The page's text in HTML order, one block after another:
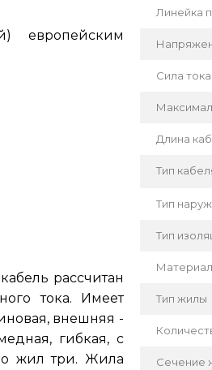
европейским
рассчитан
тока. Имеет
внешняя -
гибкая, с
жил три. Жила
Линейка
Сила тока
Длина
Тип
Тип
Тип
Тип жилы
Сечение